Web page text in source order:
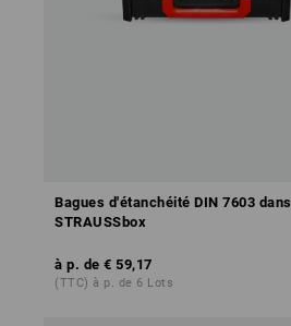
Bagues d'étanchéité DIN 7603 dans
STRAUSSbox
à p. de € 59,17
(TTC) à p. de 6 Lots